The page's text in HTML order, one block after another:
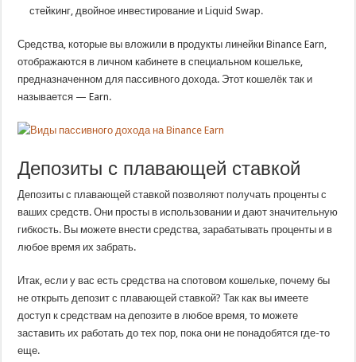
стейкинг, двойное инвестирование и Liquid Swap.
Средства, которые вы вложили в продукты линейки Binance Earn,
отображаются в личном кабинете в специальном кошельке,
предназначенном для пассивного дохода. Этот кошелёк так и
называется — Earn.
Депозиты с плавающей ставкой
Депозиты с плавающей ставкой позволяют получать проценты с
ваших средств. Они просты в использовании и дают значительную
гибкость. Вы можете внести средства, зарабатывать проценты и в
любое время их забрать.
Итак, если у вас есть средства на спотовом кошельке, почему бы
не открыть депозит с плавающей ставкой? Так как вы имеете
доступ к средствам на депозите в любое время, то можете
заставить их работать до тех пор, пока они не понадобятся где-то
еще.